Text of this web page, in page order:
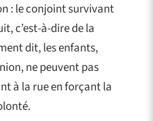
: le conjoint survivant
c’est-à-dire de la
dit, les enfants,
ne peuvent pas
à la rue en forçant la